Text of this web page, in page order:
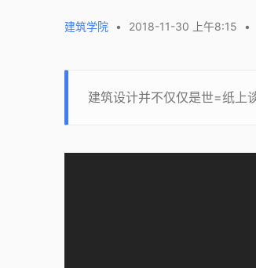
建筑学院 • 2018-11-30 上午8:15 •
建筑设计并不仅仅是世=纸上